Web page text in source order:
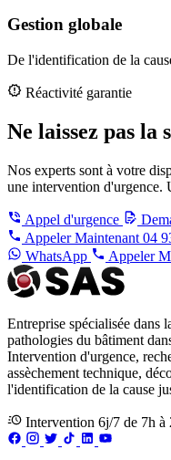
Gestion globale
De l'identification de la
Réactivité garantie
Ne laissez pas
Nos experts sont à votre
une intervention d'urgence.
Appel d'urgence
Appeler Maintenant 04
WhatsApp
Appeler
Entreprise spécialisée dans
pathologies du bâtiment
Intervention d'urgence,
assèchement technique,
l'identification de la cause
Intervention 6j/7 de 7h à